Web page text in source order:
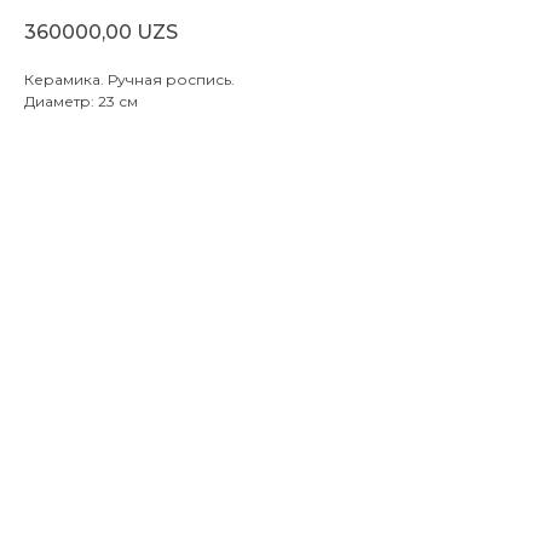
360000,00 UZS
Керамика. Ручная роспись.
Диаметр: 23 см